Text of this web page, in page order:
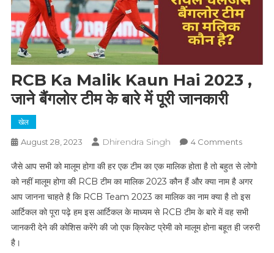
RCB Ka Malik Kaun Hai 2023 ,
जाने बैंगलोर टीम के बारे में पूरी जानकारी
खेल
August 28, 2023 Dhirendra Singh 4 CommentsOn
Ka
Malik
Kaun
Hai
2023
जैसे आप सभी को मालूम होगा की हर एक टीम का एक मालिक होता है तो बहुत से लोगो
को नहीं मालूम होगा की RCB टीम का मालिक 2023 कौन हैं और क्या नाम है अगर
आप जानना चाहते है कि RCB Team 2023 का मालिक का नाम क्या है तो इस
आर्टिकल को पूरा पढ़े हम इस आर्टिकल के माध्यम से RCB टीम के बारे में वह सभी
जानकरी देने की कोशिस करेंगे की जो एक क्रिकेट प्रेमी को मालूम होना बहूत ही जरुरी
है।